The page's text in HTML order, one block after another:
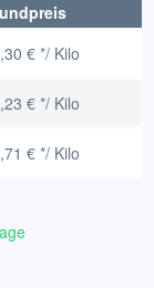
€ */ Kilo
€ */ Kilo
€ */ Kilo